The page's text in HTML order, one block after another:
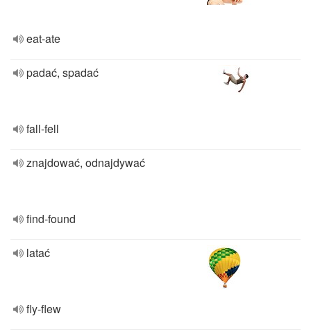
eat-ate
padać, spadać
fall-fell
znajdować, odnajdywać
find-found
latać
fly-flew